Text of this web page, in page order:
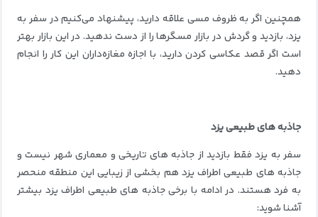
همچنین اگر به ظروف مسی علاقه دارید، پیشنهاد می‌کنیم در سفر به
یزد، بازدید و گردش در بازار مسگرها را از دست ندهید. در این بازار بهتر
است اگر قصد عکاسی کردن دارید، با اجازه مغازه‌داران این کار را انجام
دهید.
جاذبه های طبیعی یزد
سفر به یزد فقط بازدید از جاذبه های تاریخی و معماری شهر نیست و
جاذبه های طبیعی اطراف یزد هم بخشی از زیبایی این منطقه منحصر
به فرد هستند. در ادامه با برخی جاذبه های طبیعی اطراف یزد بیشتر
آشنا شوید: